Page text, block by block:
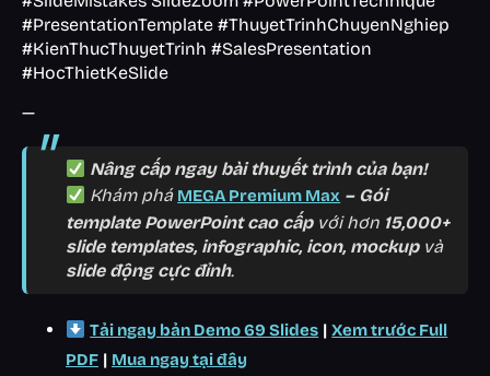
#PresentationTemplate #ThuyetTrinhChuyenNghiep
#KienThucThuyetTrinh #SalesPresentation
#HocThietKeSlide
—
Nâng cấp ngay bài thuyết trình của bạn!
Khám phá MEGA Premium Max – Gói
template PowerPoint cao cấpvới hơn 15,000+
slide templates, infographic, icon, mockupvà
slide động cực đỉnh.
Tải ngay bản Demo 69 Slides |Xem trước Full
PDF | Mua ngay tại đây